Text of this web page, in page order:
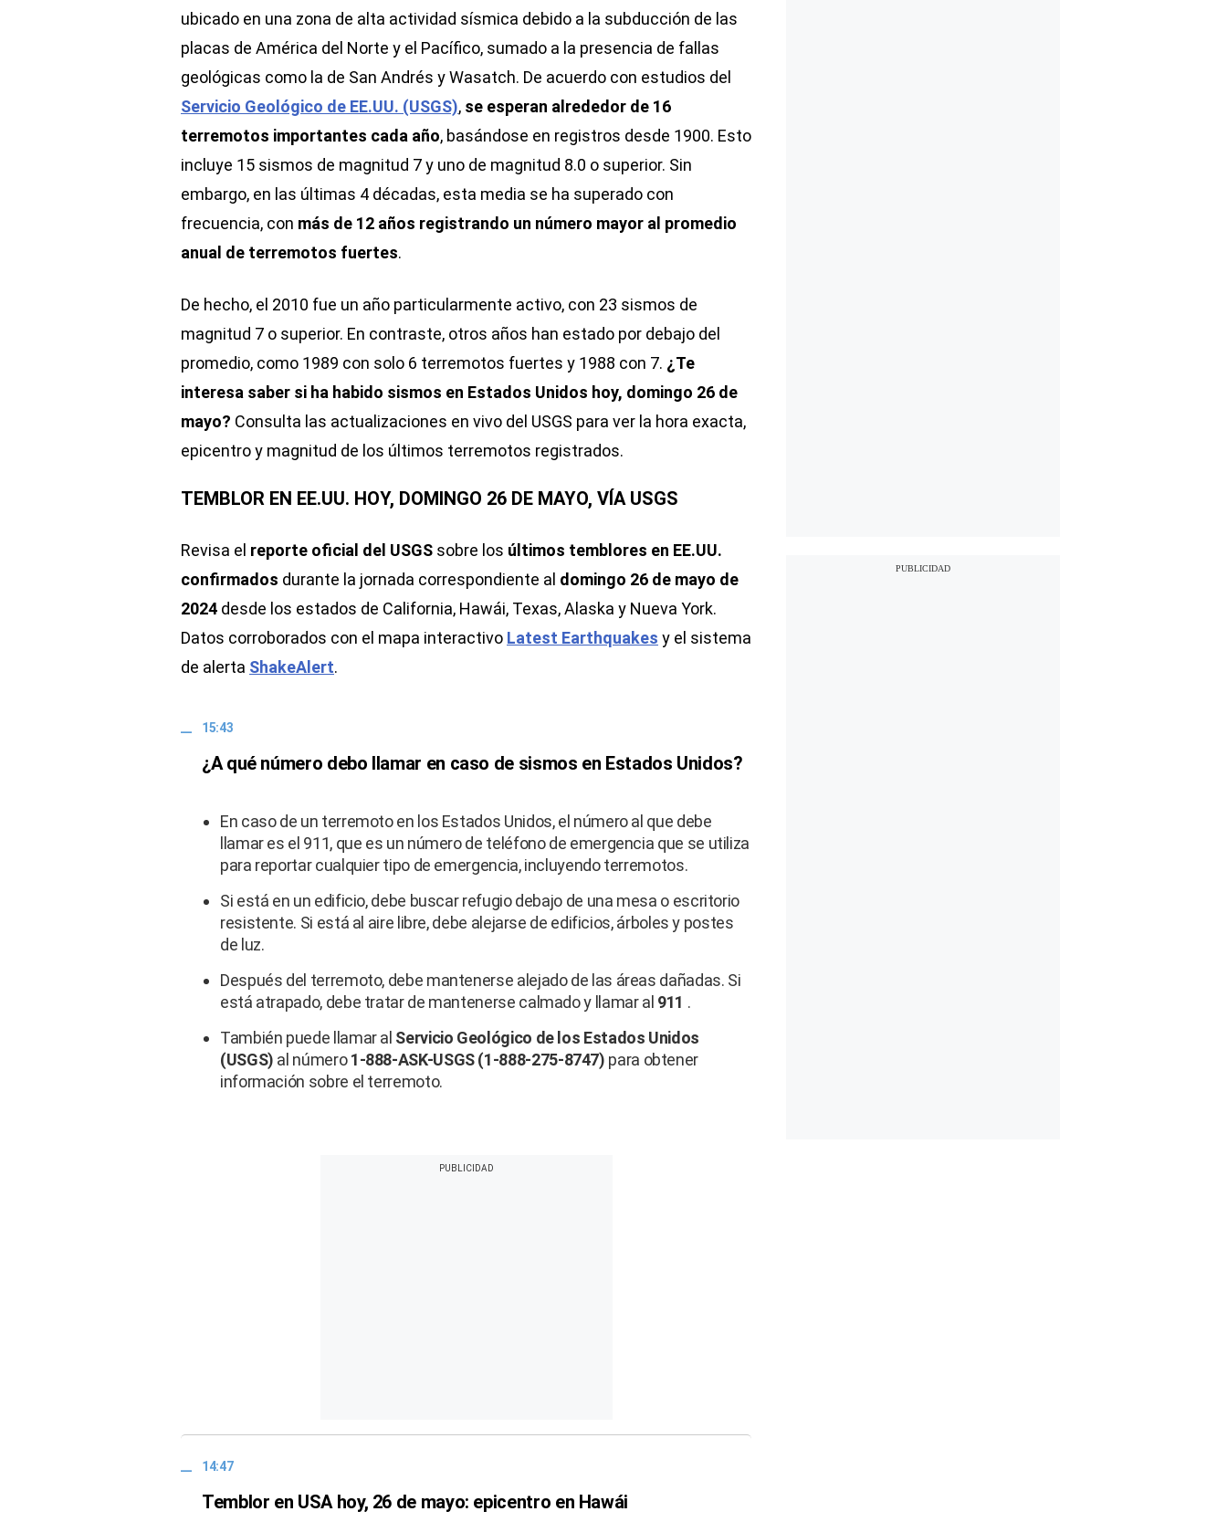
ubicado en una zona de alta actividad sísmica debido a la subducción de las
placas de América del Norte y el Pacífico, sumado a la presencia de fallas
geológicas como la de San Andrés y Wasatch. De acuerdo con estudios del
Servicio Geológico de EE.UU. (USGS), se esperan alrededor de 16
terremotos importantes cada año, basándose en registros desde 1900. Esto
incluye 15 sismos de magnitud 7 y uno de magnitud 8.0 o superior. Sin
embargo, en las últimas 4 décadas, esta media se ha superado con
frecuencia, con más de 12 años registrando un número mayor al promedio
anual de terremotos fuertes.
De hecho, el 2010 fue un año particularmente activo, con 23 sismos de
magnitud 7 o superior. En contraste, otros años han estado por debajo del
promedio, como 1989 con solo 6 terremotos fuertes y 1988 con 7. ¿Te
interesa saber si ha habido sismos en Estados Unidos hoy, domingo 26 de
mayo? Consulta las actualizaciones en vivo del USGS para ver la hora exacta,
epicentro y magnitud de los últimos terremotos registrados.
TEMBLOR EN EE.UU. HOY, DOMINGO 26 DE MAYO, VÍA USGS
Revisa el reporte oficial del USGS sobre los últimos temblores en EE.UU.
confirmados durante la jornada correspondiente al domingo 26 de mayo de
2024 desde los estados de California, Hawái, Texas, Alaska y Nueva York.
Datos corroborados con el mapa interactivo Latest Earthquakes y el sistema
de alerta ShakeAlert.
15:43
¿A qué número debo llamar en caso de sismos en Estados Unidos?
En caso de un terremoto en los Estados Unidos, el número al que debe
llamar es el 911, que es un número de teléfono de emergencia que se utiliza
para reportar cualquier tipo de emergencia, incluyendo terremotos.
Si está en un edificio, debe buscar refugio debajo de una mesa o escritorio
resistente. Si está al aire libre, debe alejarse de edificios, árboles y postes
de luz.
Después del terremoto, debe mantenerse alejado de las áreas dañadas. Si
está atrapado, debe tratar de mantenerse calmado y llamar al 911 .
También puede llamar al Servicio Geológico de los Estados Unidos
(USGS) al número1-888-ASK-USGS (1-888-275-8747) para obtener
información sobre el terremoto.
14:47
Temblor en USA hoy, 26 de mayo: epicentro en Hawái